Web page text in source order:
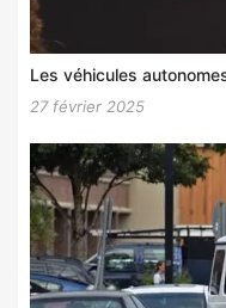
Les véhicules
27 février 2025